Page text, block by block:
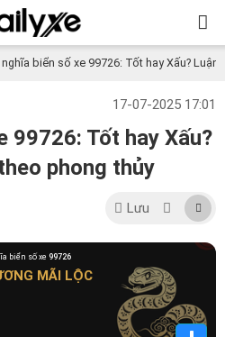
nghĩa biển số xe 99726: Tốt hay Xấu?
17-07-2025 17:01
99726: Tốt hay Xấu?
phong thủy
Lưu
biển số xe 99726
MÃI LỘC